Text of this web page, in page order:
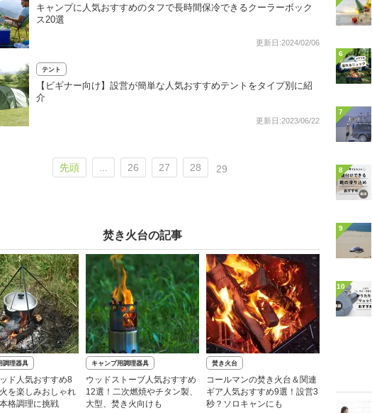
キャンプに人気おすすめのタフで長時間保冷できるクーラーボック
ス20選
更新日:2024/02/06
テント
【ビギナー向け】設営が簡単な人気おすすめテントをタイプ別に紹
介
更新日:2023/06/22
先頭 26 27 28 29
焚き火台の記事
調理器具
ド人気おすすめ8
を楽しみおしゃれ
格調理に挑戦
キャンプ用調理器具
ウッドストーブ人気おすすめ
12選！二次燃焼やチタン製、
大型、焚き火向けも
焚き火台
コールマンの焚き火台＆関連
ギア人気おすすめ9選！設営3
秒？ソロキャンにも
6
7
8
9
10